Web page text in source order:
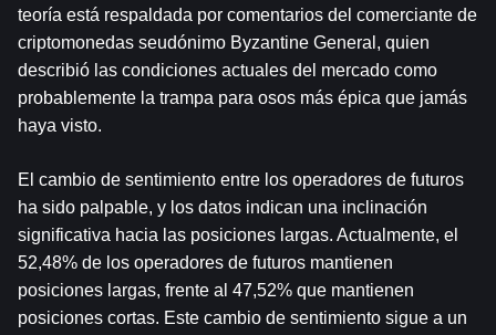
teoría está respaldada por comentarios del comerciante de
criptomonedas seudónimo Byzantine General, quien
describió las condiciones actuales del mercado como
probablemente la trampa para osos más épica que jamás
haya visto.
El cambio de sentimiento entre los operadores de futuros
ha sido palpable, y los datos indican una inclinación
significativa hacia las posiciones largas. Actualmente, el
52,48% de los operadores de futuros mantienen
posiciones largas, frente al 47,52% que mantienen
posiciones cortas. Este cambio de sentimiento sigue a un